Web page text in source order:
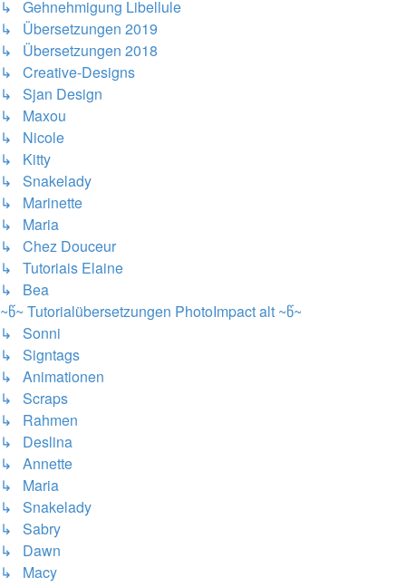
↳ Gehnehmigung Libellule
↳ Übersetzungen 2019
↳ Übersetzungen 2018
↳ Creative-Designs
↳ Sjan Design
↳ Maxou
↳ Nicole
↳ Kitty
↳ Snakelady
↳ Marinette
↳ Maria
↳ Chez Douceur
↳ Tutoriais Elaine
↳ Bea
~წ~ Tutorialübersetzungen PhotoImpact alt ~წ~
↳ Sonni
↳ Signtags
↳ Animationen
↳ Scraps
↳ Rahmen
↳ Deslina
↳ Annette
↳ Maria
↳ Snakelady
↳ Sabry
↳ Dawn
↳ Macy